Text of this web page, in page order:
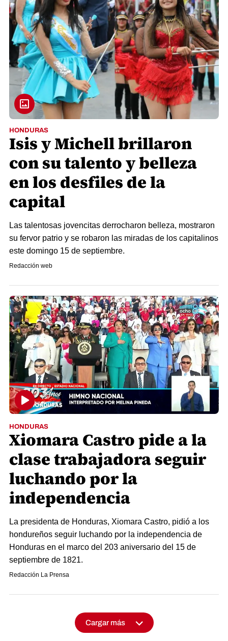
HONDURAS
Isis y Michell brillaron
con su talento y belleza
en los desfiles de la
capital
Las talentosas jovencitas derrocharon belleza, mostraron
su fervor patrio y se robaron las miradas de los capitalinos
este domingo 15 de septiembre.
Redacción web
HONDURAS
Xiomara Castro pide a la
clase trabajadora seguir
luchando por la
independencia
La presidenta de Honduras, Xiomara Castro, pidió a los
hondureños seguir luchando por la independencia de
Honduras en el marco del 203 aniversario del 15 de
septiembre de 1821.
Redacción La Prensa
Cargar más